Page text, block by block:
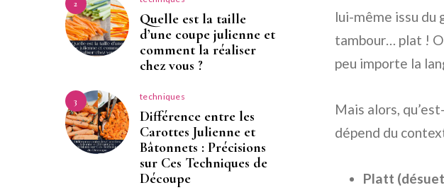
lui-même issu du
tambour… plat !
peu importe la
Mais alors,
dépend du
Platt
2
Quelle est la taille
d’une coupe julienne et
comment la réaliser
chez vous ?
3 techniques
Différence entre les
Carottes Julienne et
Bâtonnets : Précisions
sur Ces Techniques de
Découpe